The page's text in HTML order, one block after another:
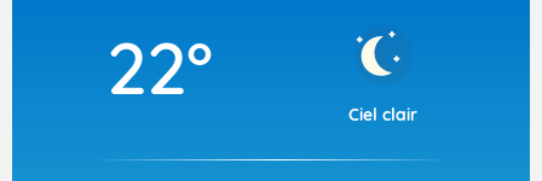
22°
Ciel clair